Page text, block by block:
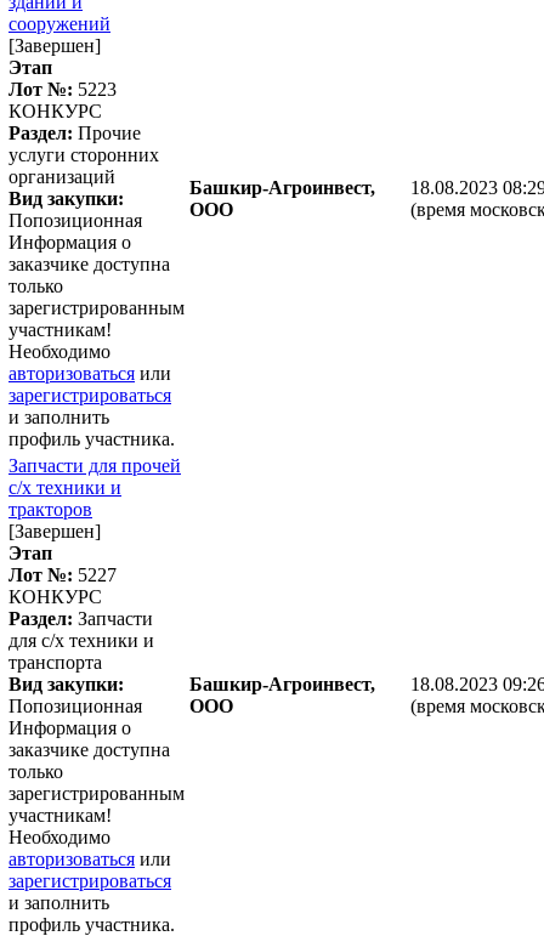
сооружений
[Завершен]
Этап
Лот №: 5223
КОНКУРС
Раздел: Прочие
услуги сторонних
организаций
Вид закупки:
Попозиционная
Информация о
заказчике доступна
только
зарегистрированным
участникам!
Необходимо
авторизоваться или
зарегистрироваться
и заполнить
профиль участника.
Башкир-Агроинвест,
ООО
18.08.2023
(время
Запчасти для прочей
с/х техники и
тракторов
[Завершен]
Этап
Лот №: 5227
КОНКУРС
Раздел: Запчасти
для с/х техники и
транспорта
Вид закупки:
Попозиционная
Информация о
заказчике доступна
только
зарегистрированным
участникам!
Необходимо
авторизоваться или
зарегистрироваться
и заполнить
профиль участника.
Башкир-Агроинвест,
ООО
18.08.2023
(время